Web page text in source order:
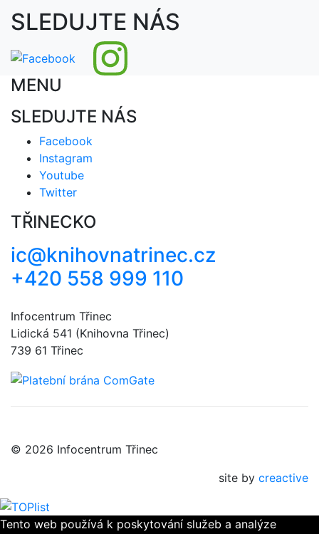
SLEDUJTE NÁS
MENU
SLEDUJTE NÁS
Facebook
Instagram
Youtube
Twitter
TŘINECKO
ic@knihovnatrinec.cz
+420 558 999 110
Infocentrum Třinec
Lidická 541 (Knihovna Třinec)
739 61 Třinec
© 2026 Infocentrum Třinec
site by creactive
Tento web používá k poskytování služeb a analýze